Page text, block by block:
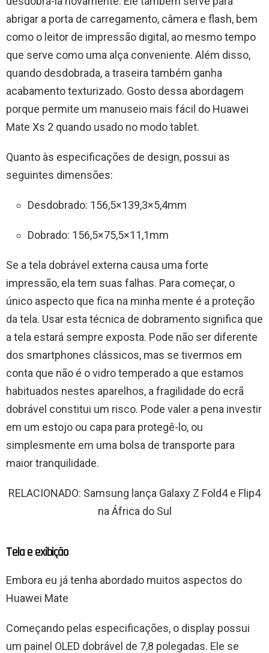
abrigar a porta de carregamento, câmera e flash, bem
como o leitor de impressão digital, ao mesmo tempo
que serve como uma alça conveniente. Além disso,
quando desdobrada, a traseira também ganha
acabamento texturizado. Gosto dessa abordagem
porque permite um manuseio mais fácil do Huawei
Mate Xs 2 quando usado no modo tablet.
Quanto às especificações de design, possui as
seguintes dimensões:
Desdobrado: 156,5×139,3×5,4mm
Dobrado: 156,5×75,5×11,1mm
Se a tela dobrável externa causa uma forte
impressão, ela tem suas falhas. Para começar, o
único aspecto que fica na minha mente é a proteção
da tela. Usar esta técnica de dobramento significa que
a tela estará sempre exposta. Pode não ser diferente
dos smartphones clássicos, mas se tivermos em
conta que não é o vidro temperado a que estamos
habituados nestes aparelhos, a fragilidade do ecrã
dobrável constitui um risco. Pode valer a pena investir
em um estojo ou capa para protegê-lo, ou
simplesmente em uma bolsa de transporte para
maior tranquilidade.
RELACIONADO: Samsung lança Galaxy Z Fold4 e Flip4
na África do Sul
Tela e exibição
Embora eu já tenha abordado muitos aspectos do
Huawei Mate
Começando pelas especificações, o display possui
um painel OLED dobrável de 7,8 polegadas. Ele se